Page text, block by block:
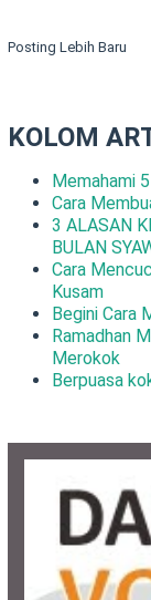
Posting Lebih Baru
KOLOM
Memahami
Cara
3 ALASAN
BULAN
Cara
Kusam
Begini Cara
Ramadhan
Merokok
Berpuasa